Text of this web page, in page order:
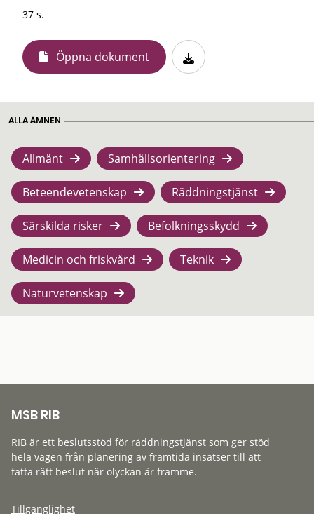
37 s.
Öppna dokument
ALLA ÄMNEN
Allmänt Samhällsorientering
Beteendevetenskap Räddningstjänst
Särskilda risker Befolkningsskydd
Medicin och friskvård Teknik
Naturvetenskap
MSB RIB
RIB är ett beslutsstöd för räddningstjänst som ger stöd
hela vägen från planering av framtida insatser till att
fatta rätt beslut när olyckan är framme.
Tillgänglighet